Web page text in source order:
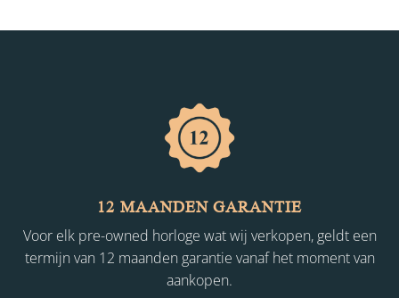
12 MAANDEN GARANTIE
Voor elk pre-owned horloge wat wij verkopen, geldt een
termijn van 12 maanden garantie vanaf het moment van
aankopen.